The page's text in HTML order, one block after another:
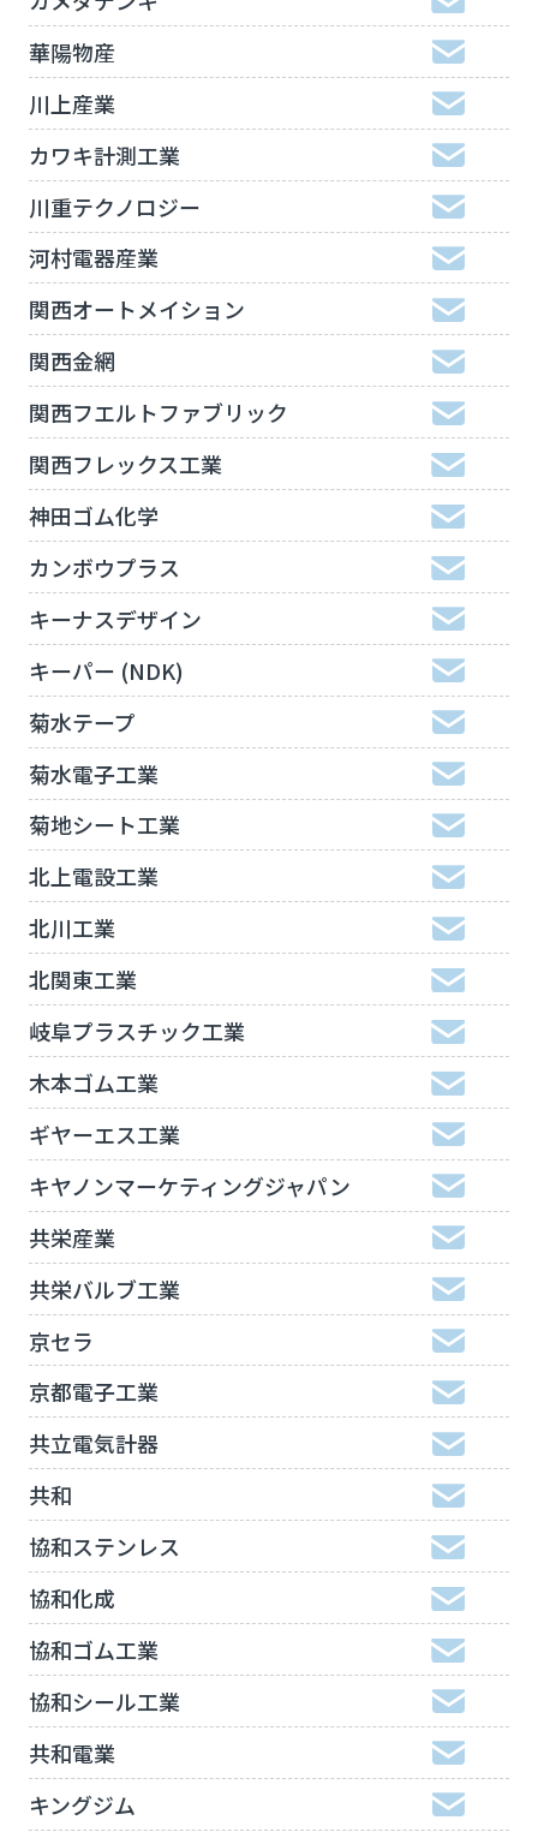
華陽物産
川上産業
カワキ計測工業
川重テクノロジー
河村電器産業
関西オートメイション
関西金網
関西フエルトファブリック
関西フレックス工業
神田ゴム化学
カンボウプラス
キーナスデザイン
キーパー (NDK)
菊水テープ
菊水電子工業
菊地シート工業
北上電設工業
北川工業
北関東工業
岐阜プラスチック工業
木本ゴム工業
ギヤーエス工業
キヤノンマーケティングジャパン
共栄産業
共栄バルブ工業
京セラ
京都電子工業
共立電気計器
共和
協和ステンレス
協和化成
協和ゴム工業
協和シール工業
共和電業
キングジム